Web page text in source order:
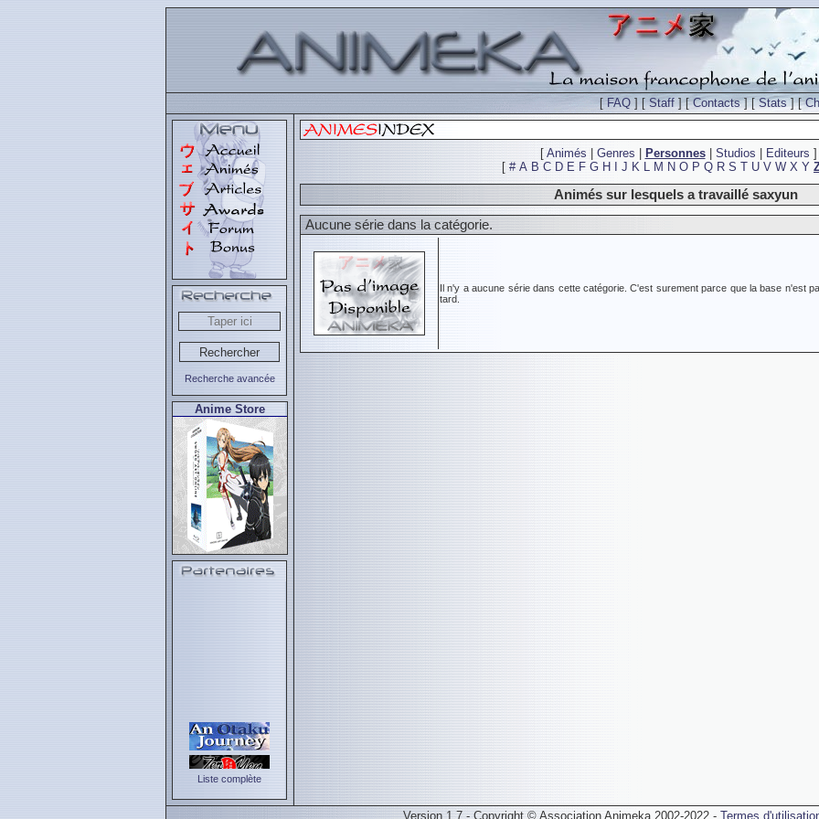
[FAQ ] [Staff ] [Contacts] [Stats] [
Recherche avancée
Anime Store
Liste complète
[ Animés Genres Personnes| Studios Editeurs ]
[ # A B C D E F G H J K L M N O P Q R S T U V W X Y
Animés sur lesquels a travaillé saxyun
Aucune série dans la catégorie.
Il n'y a aucune série dans cette catégorie. C'est surement parce que la base n'est
tard.
Version 1.7 - Copyright © Association Animeka 2002-2022 - Termes